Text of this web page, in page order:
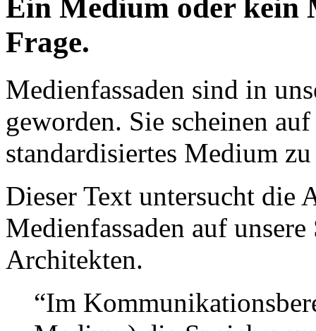
Ein Medium oder kein
Frage.
Medienfassaden sind in
geworden. Sie scheinen
standardisiertes Medium
Dieser Text untersucht die
Medienfassaden auf
Architekten.
“Im